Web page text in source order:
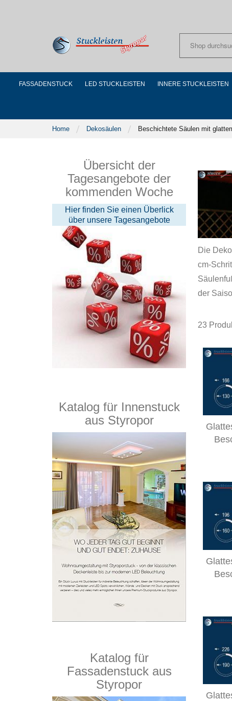
FASSADENSTUCK LED STUCKLEISTEN INNERE STUCKLEISTEN
Home Dekosäulen Beschichtete Säulen mit
Die
cm-
der
23
Übersicht der
Tagesangebote der
kommenden Woche
Hier finden Sie einen Überlick
über unsere Tagesangebote
Katalog für Innenstuck
aus Styropor
Katalog für
Fassadenstuck aus
Styropor